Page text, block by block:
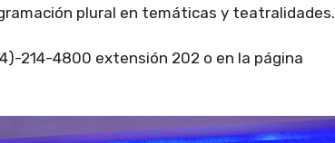
plural en temáticas y teatralidades.
214-4800 extensión 202 o en la página